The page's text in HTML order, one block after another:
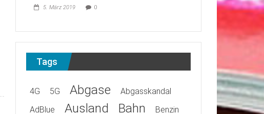
5. März 2019 0
Tags
4G 5G Abgase
Abgasskandal
AdBlue
Ausland Bahn
Benzin